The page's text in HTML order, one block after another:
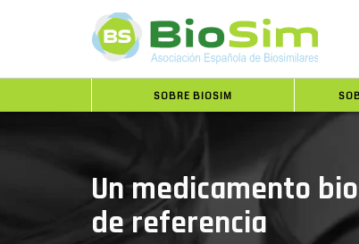
SOBRE BIOSIM
Un medicamento
de referencia